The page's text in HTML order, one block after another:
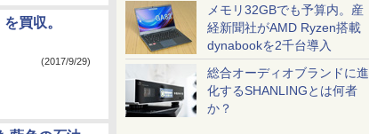
メモリ32GBでも予算内。産
経新聞社がAMD Ryzen搭載
dynabookを2千台導入
総合オーディオブランドに進
化するSHANLINGとは何者
か？
買収。
(2017/9/29)